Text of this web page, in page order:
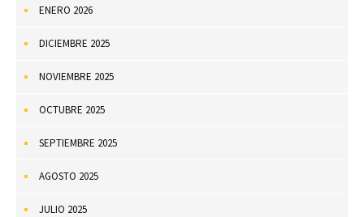
ENERO 2026
DICIEMBRE 2025
NOVIEMBRE 2025
OCTUBRE 2025
SEPTIEMBRE 2025
AGOSTO 2025
JULIO 2025